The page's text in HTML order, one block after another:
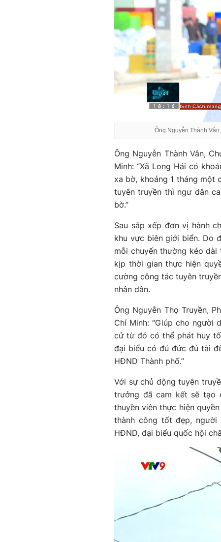
Ông Nguyễn Thành
Ông Nguyễn Thành Vân,
Minh: “Xã Long Hải có
xa bờ, khoảng 1 tháng một
tuyên truyền thì ngư dân
bờ.”
Sau sắp xếp đơn vị hành
khu vực biên giới biển. Do
mỗi chuyến thường kéo
kịp thời gian thực hiện
cường công tác tuyên
nhân dân.
Ông Nguyễn Thọ Truyền,
Chí Minh: “Giúp cho người
cử từ đó có thể phát huy
đại biểu có đủ đức đủ tài
HĐND Thành phố.”
Với sự chủ động tuyên
trưởng đã cam kết sẽ tạo
thuyền viên thực hiện
thành công tốt đẹp,
HĐND, đại biểu quốc hội